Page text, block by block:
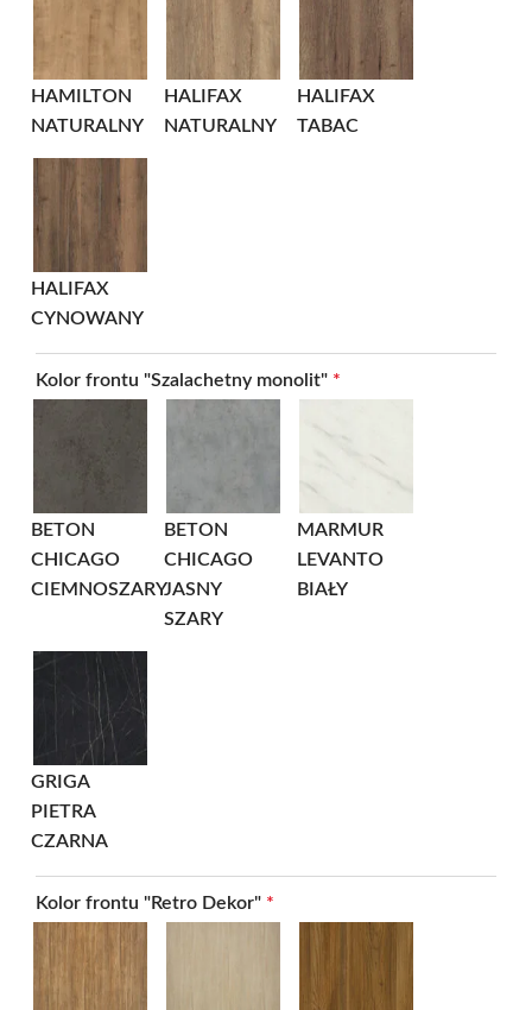
HAMILTON
NATURALNY
HALIFAX
NATURALNY
HALIFAX
TABAC
HALIFAX
CYNOWANY
Kolor frontu "Szalachetny monolit" *
BETON
CHICAGO
CIEMNOSZARY
BETON
CHICAGO
JASNY
SZARY
MARMUR
LEVANTO
BIAŁY
GRIGA
PIETRA
CZARNA
Kolor frontu "Retro Dekor" *